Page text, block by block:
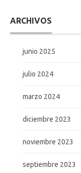
ARCHIVOS
junio 2025
julio 2024
marzo 2024
diciembre 2023
noviembre 2023
septiembre 2023